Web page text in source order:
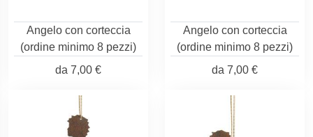
Angelo con corteccia
(ordine minimo 8 pezzi)
da 7,00 €
Angelo con corteccia
(ordine minimo 8 pezzi)
da 7,00 €